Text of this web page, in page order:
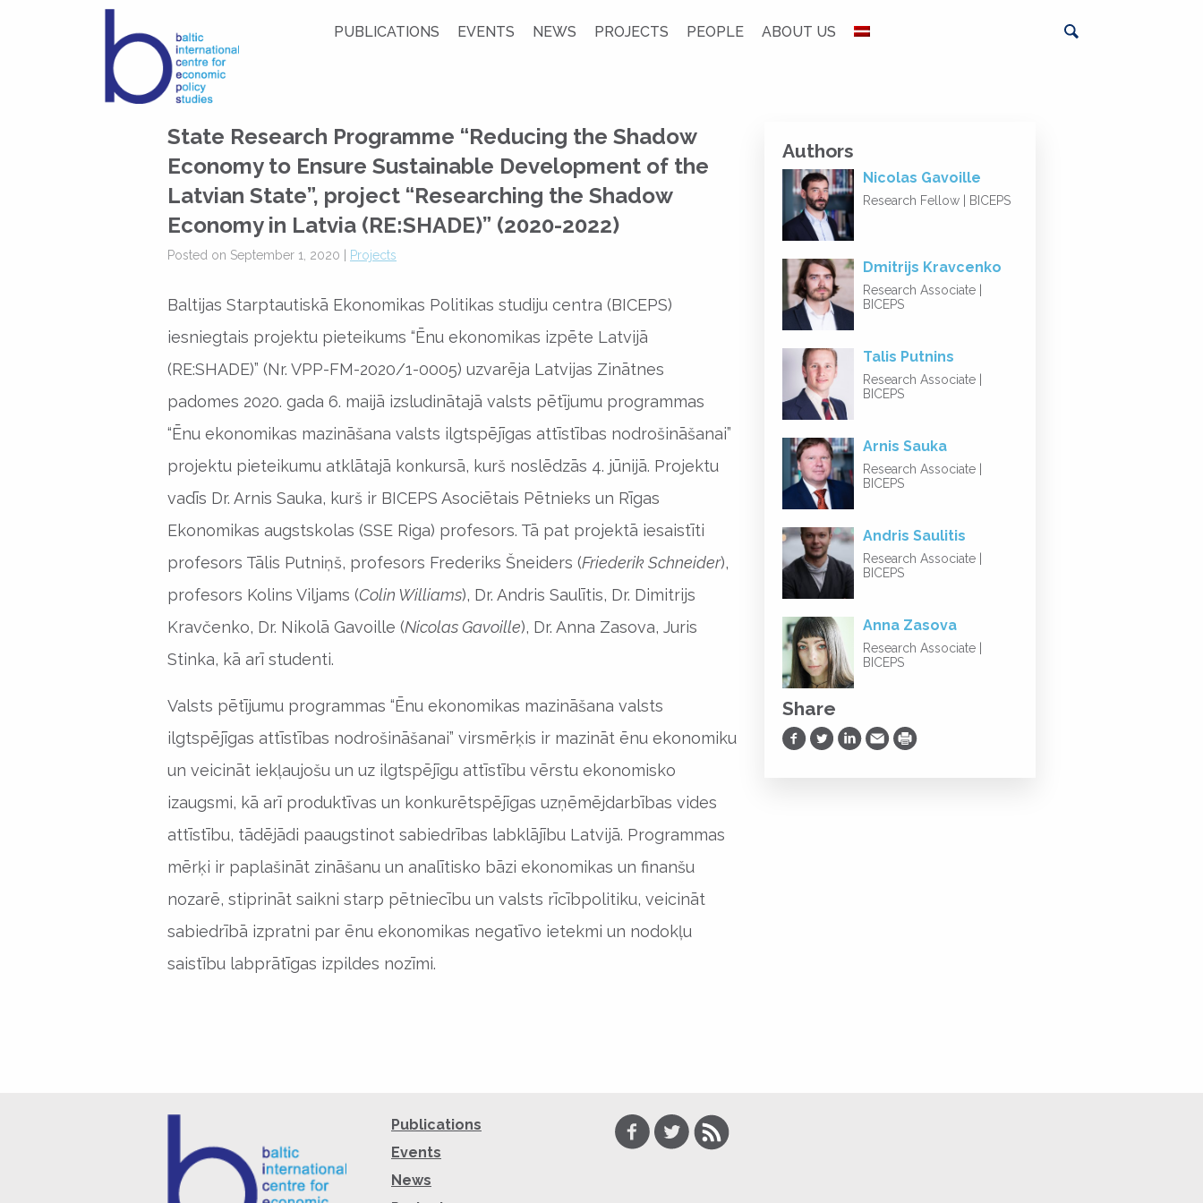
PUBLICATIONS EVENTS NEWS PROJECTS PEOPLE ABOUT US
State Research Programme “Reducing the Shadow
Economy to Ensure Sustainable Development of the
Latvian State”, project “Researching the Shadow
Economy in Latvia (RE:SHADE)” (2020-2022)
Posted on September 1, 2020 | Projects
Baltijas Starptautiskā Ekonomikas Politikas studiju centra (BICEPS)
iesniegtais projektu pieteikums “Ēnu ekonomikas izpēte Latvijā
(RE:SHADE)” (Nr. VPP-FM-2020/1-0005) uzvarēja Latvijas Zinātnes
padomes 2020. gada 6. maijā izsludinātajā valsts pētījumu programmas
“Ēnu ekonomikas mazināšana valsts ilgtspējīgas attīstības nodrošināšanai”
projektu pieteikumu atklātajā konkursā, kurš noslēdzās 4. jūnijā. Projektu
vadīs Dr. Arnis Sauka, kurš ir BICEPS Asociētais Pētnieks un Rīgas
Ekonomikas augstskolas (SSE Riga) profesors. Tā pat projektā iesaistīti
profesors Tālis Putniņš, profesors Frederiks Šneiders (Friederik Schneider),
profesors Kolins Viljams (Colin Williams), Dr. Andris Saulītis, Dr. Dimitrijs
Kravčenko, Dr. Nikolā Gavoille (Nicolas Gavoille), Dr. Anna Zasova, Juris
Stinka, kā arī studenti.
Valsts pētījumu programmas “Ēnu ekonomikas mazināšana valsts
ilgtspējīgas attīstības nodrošināšanai” virsmērķis ir mazināt ēnu ekonomiku
un veicināt iekļaujošu un uz ilgtspējīgu attīstību vērstu ekonomisko
izaugsmi, kā arī produktīvas un konkurētspējīgas uzņēmējdarbības vides
attīstību, tādējādi paaugstinot sabiedrības labklājību Latvijā. Programmas
mērķi ir paplašināt zināšanu un analītisko bāzi ekonomikas un finanšu
nozarē, stiprināt saikni starp pētniecību un valsts rīcībpolitiku, veicināt
sabiedrībā izpratni par ēnu ekonomikas negatīvo ietekmi un nodokļu
saistību labprātīgas izpildes nozīmi.
Authors
Nicolas Gavoille
Research Fellow | BICEPS
Dmitrijs Kravcenko
Research Associate |
BICEPS
Talis Putnins
Research Associate |
BICEPS
Arnis Sauka
Research Associate |
BICEPS
Andris Saulitis
Research Associate |
BICEPS
Anna Zasova
Research Associate |
BICEPS
Share
Share on Facebook
Share on Twitter
Share on LinkedIn
Share via Email
Print
Publications
Events
News
Facebook
TwitterRSS